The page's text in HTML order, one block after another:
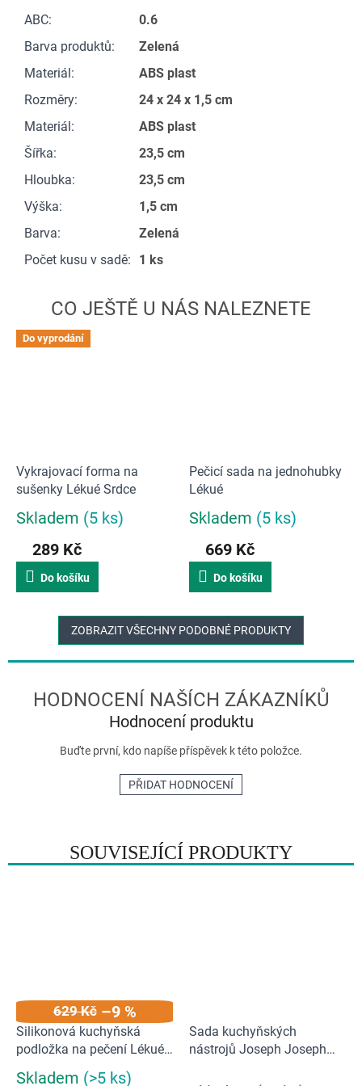
SOUVISEJÍCÍ PRODUKTY
629 Kč –9 %
Silikonová kuchyňská
podložka na pečení Lékué
Průměrné
Skladem (>5 ks)
Sada kuchyňských
nástrojů Joseph Joseph
ABC:
0.6
Barva produktů:
Zelená
Materiál:
ABS plast
Rozměry:
24 x 24 x 1,5 cm
Materiál:
ABS plast
Šířka:
23,5 cm
Hloubka:
23,5 cm
Výška:
1,5 cm
Barva:
Zelená
Počet kusu v sadě: 1 ks
Do vyprodání
Vykrajovací forma na
sušenky Lékué Srdce
Průměrné
produktu
je
5,0
z
Skladem (5 ks)
289 Kč
Do košíku
Pečicí sada na jednohubky
Lékué
Průměrné
produktu
je
4,0
z
hvězdiček.
Skladem (5 ks)
669 Kč
Do košíku
ZOBRAZIT VŠECHNY PODOBNÉ PRODUKTY
Hodnocení produktu
Buďte první, kdo napíše příspěvek k této položce.
PŘIDAT HODNOCENÍ